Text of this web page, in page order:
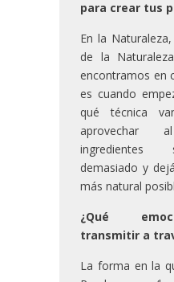
para crear tus
En la
de la
encontramos en
es cuando
qué técnica
aprovechar
ingredientes
demasiado y
más natural
¿Qué
transmitir a
La forma en la